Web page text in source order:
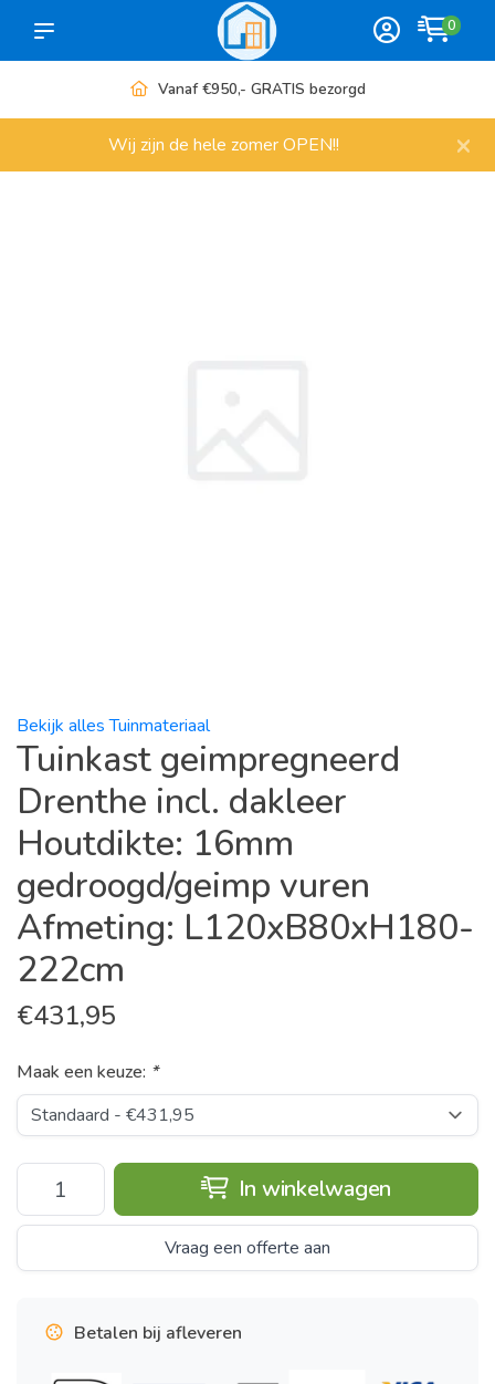
0
Vanaf €950,- GRATIS bezorgd
Wij zijn de hele zomer OPEN!! ×
Bekijk alles Tuinmateriaal
Tuinkast geimpregneerd
Drenthe incl. dakleer
Houtdikte: 16mm
gedroogd/geimp vuren
Afmeting: L120xB80xH180-
222cm
€431,95
Maak een keuze: *
In winkelwagen
Vraag een offerte aan
Betalen bij afleveren